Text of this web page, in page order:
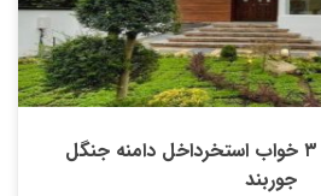
ویلا دوبلکس مدرن ۳ خواب استخرداخل دامنه جنگل
جوربند